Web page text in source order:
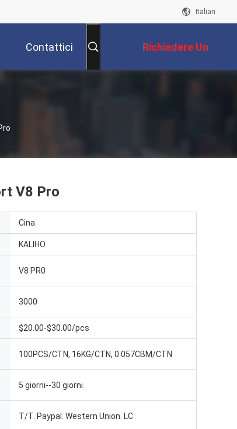
Italian
Contattici Richiedere Un
Preventivo
V8 Pro
Cina
KALIHO
V8 PR0
3000
$20.00-$30.00/pcs
100PCS/CTN, 16KG/CTN, 0.057CBM/CTN
5 giorni--30 giorni.
T/T. Paypal. Western Union. LC